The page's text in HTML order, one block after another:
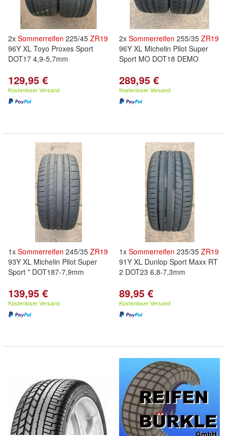
2x Sommerreifen 225/45 ZR19
96Y XL Toyo Proxes Sport
DOT17 4,9-5,7mm
129,95 €
Kostenloser Versand
2x Sommerreifen 255/35 ZR19
96Y XL Michelin Pilot Super
Sport MO DOT18 DEMO
289,95 €
Kostenloser Versand
1x Sommerreifen 245/35 ZR19
93Y XL Michelin Pilot Super
Sport * DOT187-7,9mm
139,95 €
Kostenloser Versand
1x Sommerreifen 235/35 ZR19
91Y XL Dunlop Sport Maxx RT
2 DOT23 6,8-7,3mm
89,95 €
Kostenloser Versand